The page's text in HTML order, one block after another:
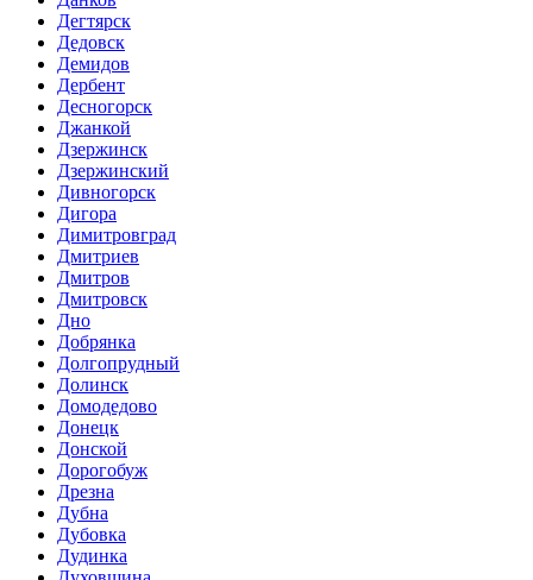
Дегтярск
Дедовск
Демидов
Дербент
Десногорск
Джанкой
Дзержинск
Дзержинский
Дивногорск
Дигора
Димитровград
Дмитриев
Дмитров
Дмитровск
Дно
Добрянка
Долгопрудный
Долинск
Домодедово
Донецк
Донской
Дорогобуж
Дрезна
Дубна
Дубовка
Дудинка